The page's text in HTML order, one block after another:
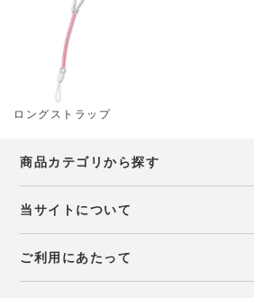
ロングストラップ
商品カテゴリから探す
当サイトについて
ご利用にあたって